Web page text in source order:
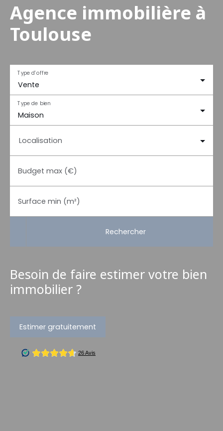
Agence immobilière à
Toulouse
Vente
Type d'offre
Maison
Type de bien
Localisation
Budget max (€)
Surface min (m²)
Rechercher
Besoin de faire estimer votre bien
immobilier ?
Estimer gratuitement